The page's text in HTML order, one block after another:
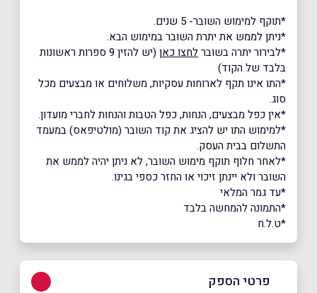
*תוקף למימוש השובר- 5 שנים.
*ניתן לממש את יתרת השובר במימוש הבא.
*לבירור יתרה בשוברלחצו כאן
(יש להזין 9 ספרות ראשונות
בלבד של הקוד)
*התו אינו תקף לארוחות עסקיות, משלוחים או מבצעים מכל
סוג.
*אין כפל מבצעים, הנחות, כפל הטבות והנחות לחברי מועדון.
*למימוש התו יש להציג את קוד השובר (מולטיפאס) במעמד
התשלום בבית העסק.
*לאחר חלוף תוקף מימוש השובר, לא ניתן יהיה לממש את
השובר ולא יינתן זיכוי או החזר כספי בגינו.
*עד גמר המלאי
*התמונה להמחשה בלבד
*ט.ל.ח
פרטי הספק